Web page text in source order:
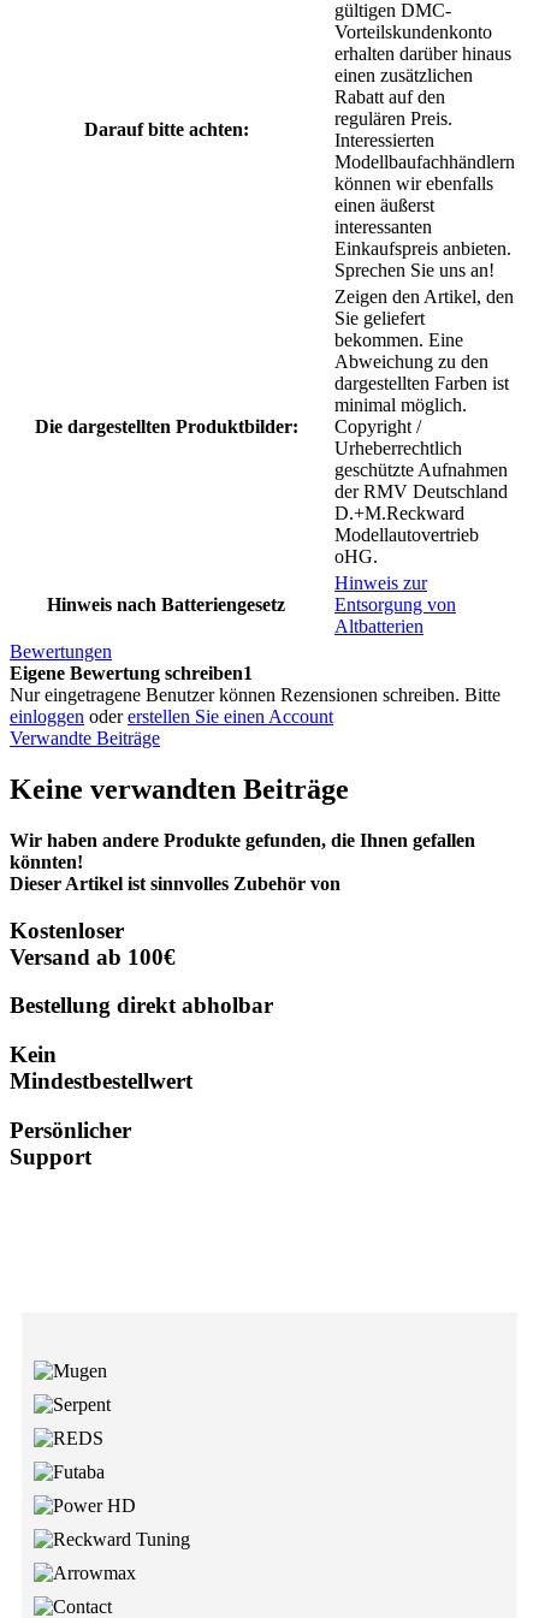
Darauf bitte achten:
gültigen DMC-
Vorteilskundenkonto
erhalten darüber hinaus
einen zusätzlichen
Rabatt auf den
regulären Preis.
Interessierten
Modellbaufachhändlern
können wir ebenfalls
einen äußerst
interessanten
Einkaufspreis anbieten.
Sprechen Sie uns an!
Die dargestellten Produktbilder:
Zeigen den Artikel, den
Sie geliefert
bekommen. Eine
Abweichung zu den
dargestellten Farben ist
minimal möglich.
Copyright /
Urheberrechtlich
geschützte Aufnahmen
der RMV Deutschland
D.+M.Reckward
Modellautovertrieb
oHG.
Hinweis nach Batteriengesetz
Hinweis zur
Entsorgung von
Altbatterien
Bewertungen
Eigene Bewertung schreiben1
Nur eingetragene Benutzer können Rezensionen schreiben. Bitte
einloggen odererstellen Sie einen Account
Verwandte Beiträge
Keine verwandten Beiträge
Wir haben andere Produkte gefunden, die Ihnen gefallen
könnten!
Dieser Artikel ist sinnvolles Zubehör von
Kostenloser
Versand ab 100€
Bestellung direkt abholbar
Kein
Mindestbestellwert
Persönlicher
Support